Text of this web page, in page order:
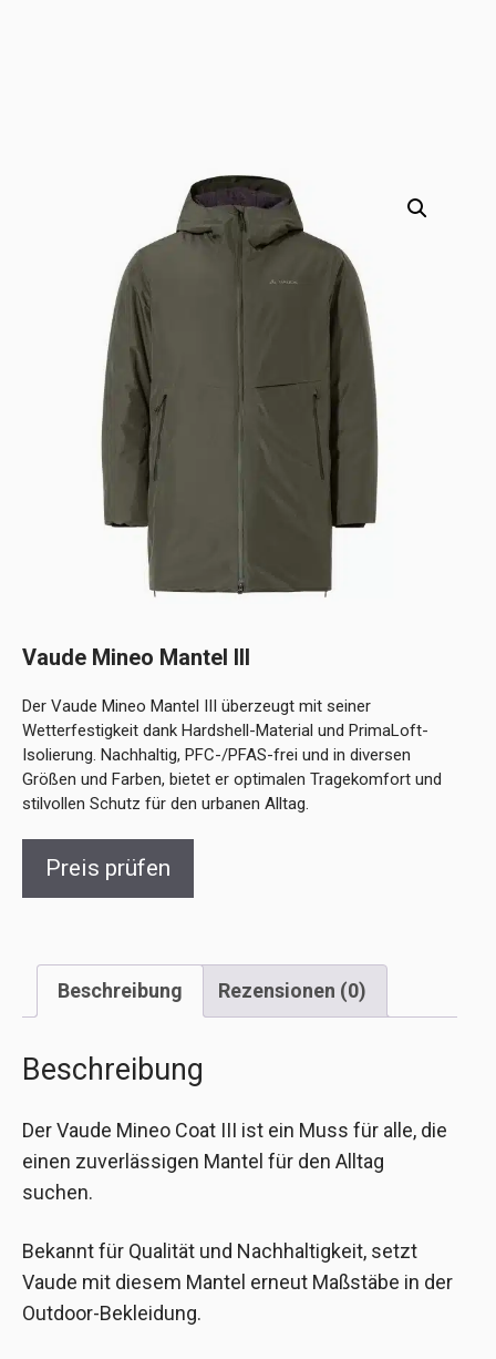
Vaude Mineo Mantel III
Der Vaude Mineo Mantel III überzeugt mit seiner
Wetterfestigkeit dank Hardshell-Material und PrimaLoft-
Isolierung. Nachhaltig, PFC-/PFAS-frei und in diversen
Größen und Farben, bietet er optimalen Tragekomfort und
stilvollen Schutz für den urbanen Alltag.
Preis prüfen
Beschreibung Rezensionen (0)
Beschreibung
Der Vaude Mineo Coat III ist ein Muss für alle, die
einen zuverlässigen Mantel für den Alltag
suchen.
Bekannt für Qualität und Nachhaltigkeit, setzt
Vaude mit diesem Mantel erneut Maßstäbe in der
Outdoor-Bekleidung.